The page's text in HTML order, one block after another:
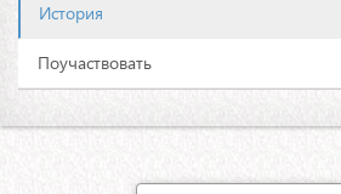
История
Поучаствовать